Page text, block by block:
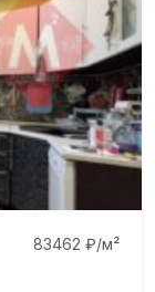
83462 ₽/м²